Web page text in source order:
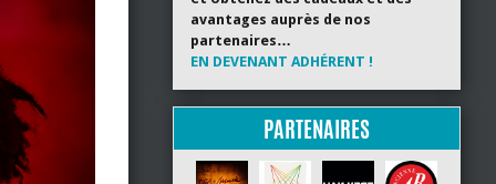
avantages auprès de nos
partenaires…
EN DEVENANT ADHÉRENT !
PARTENAIRES